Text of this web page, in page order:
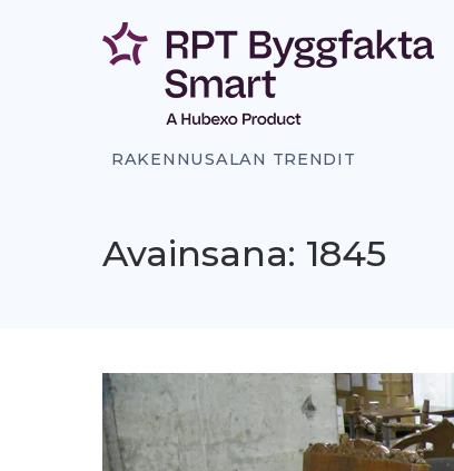
RAKENNUSALAN TRENDIT
Avainsana: 1845